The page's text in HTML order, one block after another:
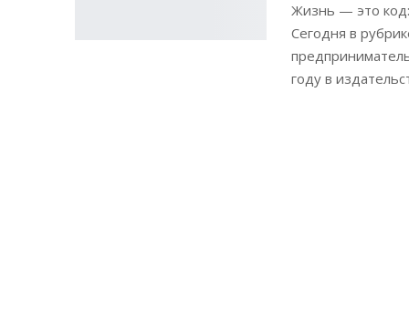
Жизнь — это код:
Сегодня в
году в